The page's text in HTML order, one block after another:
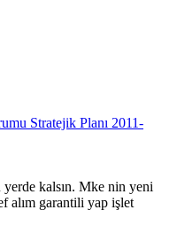
Stratejik Planı 2011-
kalsın. Mke nin yeni
alım garantili yap işlet